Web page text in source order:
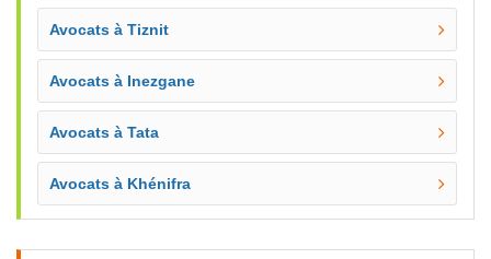
Avocats à Tiznit
Avocats à Inezgane
Avocats à Tata
Avocats à Khénifra